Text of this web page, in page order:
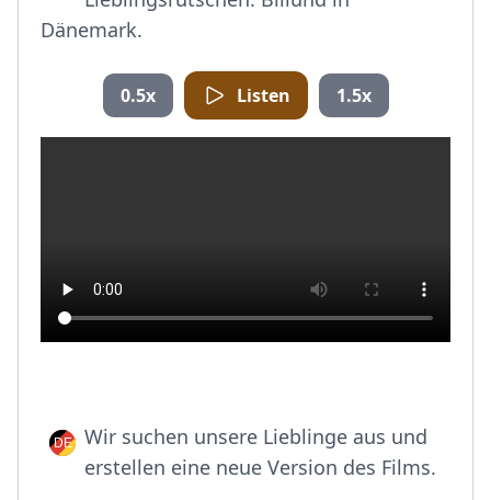
Dänemark.
0.5x Listen 1.5x
Wir suchen unsere Lieblinge aus und
erstellen eine neue Version des Films.